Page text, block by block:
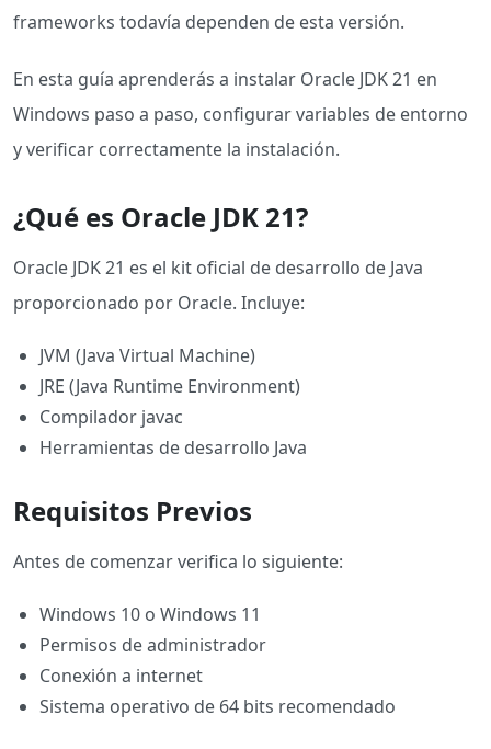
frameworks todavía dependen de esta versión.
En esta guía aprenderás a instalar Oracle JDK 21 en
Windows paso a paso, configurar variables de entorno
y verificar correctamente la instalación.
¿Qué es Oracle JDK 21?
Oracle JDK 21 es el kit oficial de desarrollo de Java
proporcionado por Oracle. Incluye:
JVM (Java Virtual Machine)
JRE (Java Runtime Environment)
Compilador javac
Herramientas de desarrollo Java
Requisitos Previos
Antes de comenzar verifica lo siguiente:
Windows 10 o Windows 11
Permisos de administrador
Conexión a internet
Sistema operativo de 64 bits recomendado